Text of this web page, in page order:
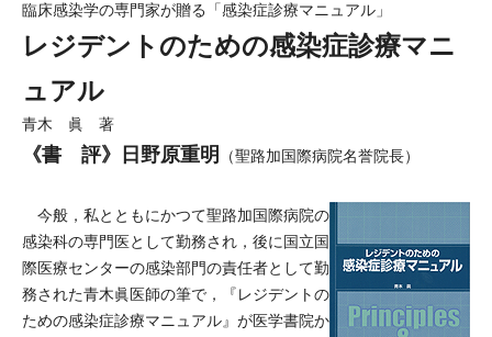
臨床感染学の専門家が贈る「感染症診療マニュアル」
レジデントのための感染症診療マニ
ュアル
青木 眞 著
《書 評》日野原重明 （聖路加国際病院名誉院長）
今般，私とともにかつて聖路加国際病院の
感染科の専門医として勤務され，後に国立国
際医療センターの感染部門の責任者として勤
務された青木眞医師の筆で，『レジデントの
ための感染症診療マニュアル』が医学書院か